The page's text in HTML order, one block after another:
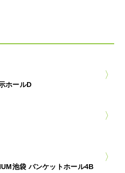
ホールD
池袋 バンケットホール4B